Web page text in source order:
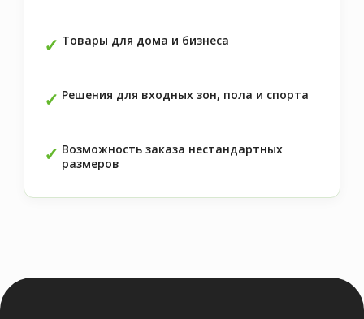
Товары для дома и бизнеса
Решения для входных зон, пола и спорта
Возможность заказа нестандартных
размеров